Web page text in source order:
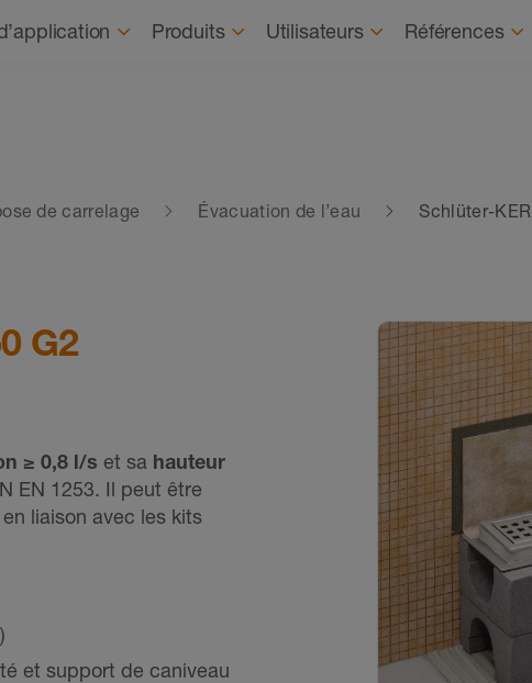
À propos
Produits Utilisateurs Références
de carrelage Évacuation de l’eau Schlüter-
G2
≥ 0,8 l/s et sa hauteur
EN 1253. Il peut être
liaison avec les kits
et support de caniveau